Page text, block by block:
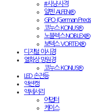
#사냥·사격
알펜 ALPEN®
GPO (German
코누스 KONUS®
노블렉스 NOBLEX®
보텍스 VORTEX®
디지털 야시경
열화상 망원경
코누스 KONUS®
LED 손전등
액션캠
액세서리
어댑터
케이스